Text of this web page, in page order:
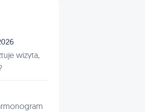
wizyta,